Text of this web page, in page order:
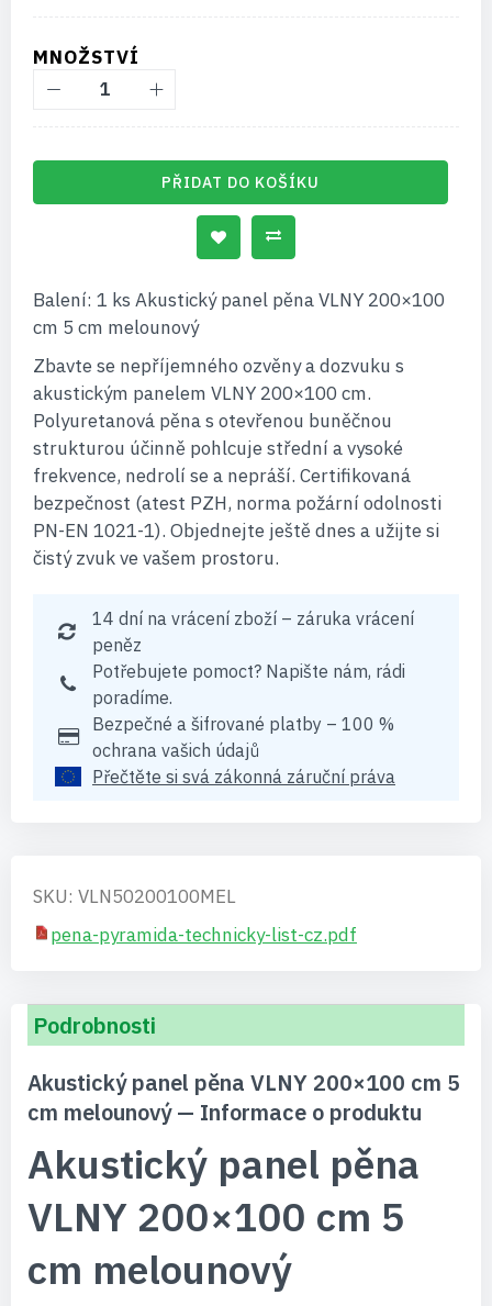
MNOŽSTVÍ
PŘIDAT DO KOŠÍKU
Balení: 1 ks Akustický panel pěna VLNY 200×100
cm 5 cm melounový
Zbavte se nepříjemného ozvěny a dozvuku s
akustickým panelem VLNY 200×100 cm.
Polyuretanová pěna s otevřenou buněčnou
strukturou účinně pohlcuje střední a vysoké
frekvence, nedrolí se a nepráší. Certifikovaná
bezpečnost (atest PZH, norma požární odolnosti
PN-EN 1021-1). Objednejte ještě dnes a užijte si
čistý zvuk ve vašem prostoru.
14 dní na vrácení zboží – záruka vrácení
peněz
Potřebujete pomoct? Napište nám, rádi
poradíme.
Bezpečné a šifrované platby – 100 %
ochrana vašich údajů
Přečtěte si svá zákonná záruční práva
SKU: VLN50200100MEL
pena-pyramida-technicky-list-cz.pdf
Podrobnosti
Akustický panel pěna VLNY 200×100 cm 5
cm melounový — Informace o produktu
Akustický panel pěna
VLNY 200×100 cm 5
cm melounový